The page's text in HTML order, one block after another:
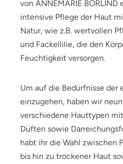
von ANNEMARIE
intensive Pflege der Haut
Natur, wie z.B. wertvollen
und Fackellilie, die den
Feuchtigkeit versorgen.
Um auf die Bedürfnisse der
einzugehen, haben wir
verschiedene Hauttypen
Düften sowie
habt ihr die Wahl zwischen
bis hin zu trockener Haut